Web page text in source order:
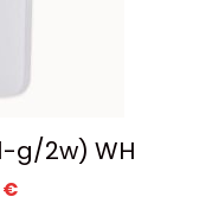
g/2w) WH
€